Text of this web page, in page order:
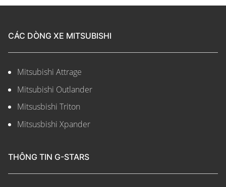
CÁC DÒNG XE MITSUBISHI
Mitsubishi Attrage
Mitsubishi Outlander
Mitsusbishi Triton
Mitsusbishi Xpander
THÔNG TIN G-STARS